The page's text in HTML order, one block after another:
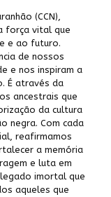
(CCN),
força vital que
e ao futuro.
de nossos
e nos inspiram a
É através da
ancestrais que
da cultura
negra. Com cada
reafirmamos
a memória
e luta em
imortal que
aqueles que